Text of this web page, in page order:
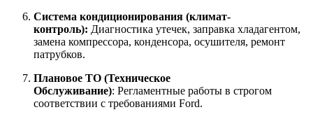
Система кондиционирования (климат-
контроль): Диагностика утечек, заправка хладагентом,
замена компрессора, конденсора, осушителя, ремонт
патрубков.
Плановое ТО (Техническое
Обслуживание): Регламентные работы в строгом
соответствии с требованиями Ford.